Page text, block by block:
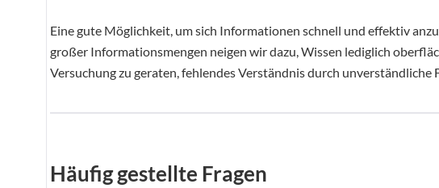
Eine gute Möglichkeit, um sich Informationen schnell und effektiv
großer Informationsmengen neigen wir dazu, Wissen lediglich
Versuchung zu geraten, fehlendes Verständnis durch
Häufig gestellte Fragen